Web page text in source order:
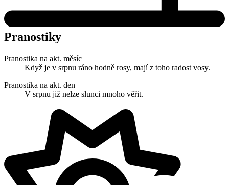
Pranostiky
Pranostika na akt. měsíc
Když je v srpnu ráno hodně rosy, mají z toho radost vosy.
Pranostika na akt. den
V srpnu již nelze slunci mnoho věřit.